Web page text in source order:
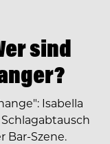
sind
Isabella
Bar-Szene.